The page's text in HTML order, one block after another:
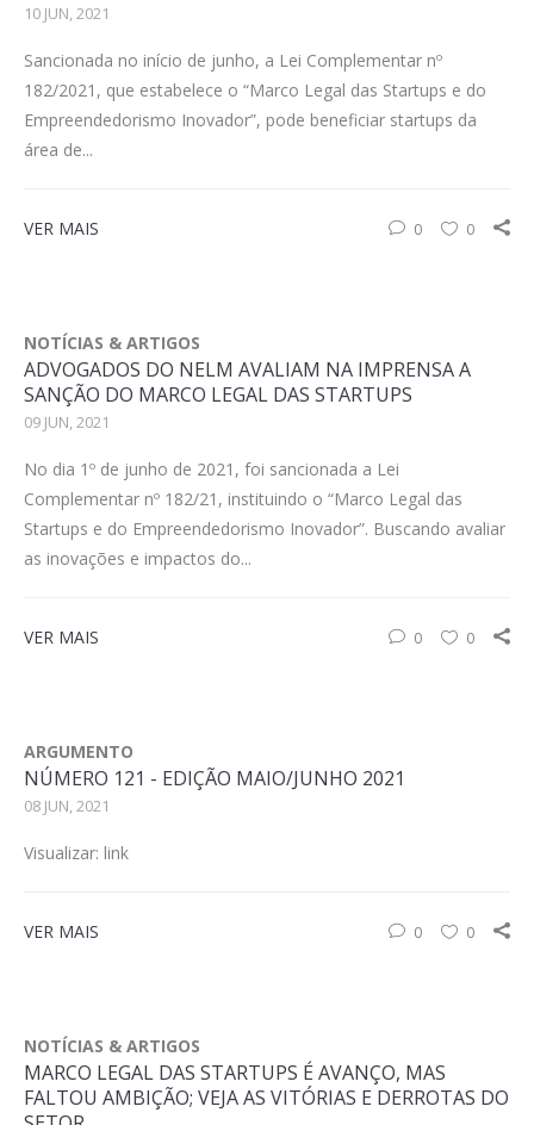
10 JUN, 2021
Sancionada no início de junho, a Lei Complementar nº
182/2021, que estabelece o “Marco Legal das Startups e do
Empreendedorismo Inovador”, pode beneficiar startups da
área de...
VER MAIS 0 0
NOTÍCIAS & ARTIGOS
ADVOGADOS DO NELM AVALIAM NA IMPRENSA A
SANÇÃO DO MARCO LEGAL DAS STARTUPS
09 JUN, 2021
No dia 1º de junho de 2021, foi sancionada a Lei
Complementar nº 182/21, instituindo o “Marco Legal das
Startups e do Empreendedorismo Inovador”. Buscando avaliar
as inovações e impactos do...
VER MAIS 0 0
ARGUMENTO
NÚMERO 121 - EDIÇÃO MAIO/JUNHO 2021
08 JUN, 2021
Visualizar: link
VER MAIS 0 0
NOTÍCIAS & ARTIGOS
MARCO LEGAL DAS STARTUPS É AVANÇO, MAS
FALTOU AMBIÇÃO; VEJA AS VITÓRIAS E DERROTAS DO